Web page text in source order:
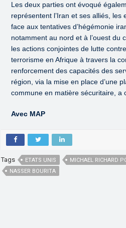
Les deux parties ont évoqué
représentent l’Iran et ses alliés,
face aux tentatives d’hégémonie
notamment au nord et à l’ouest du
les actions conjointes de lutte
terrorisme en Afrique à travers la
renforcement des capacités des
région, via la mise en place d’une
commune en matière sécuritaire, a
Avec MAP
Tags ETATS UNIS MICHAEL RICHARD
NASSER BOURITA